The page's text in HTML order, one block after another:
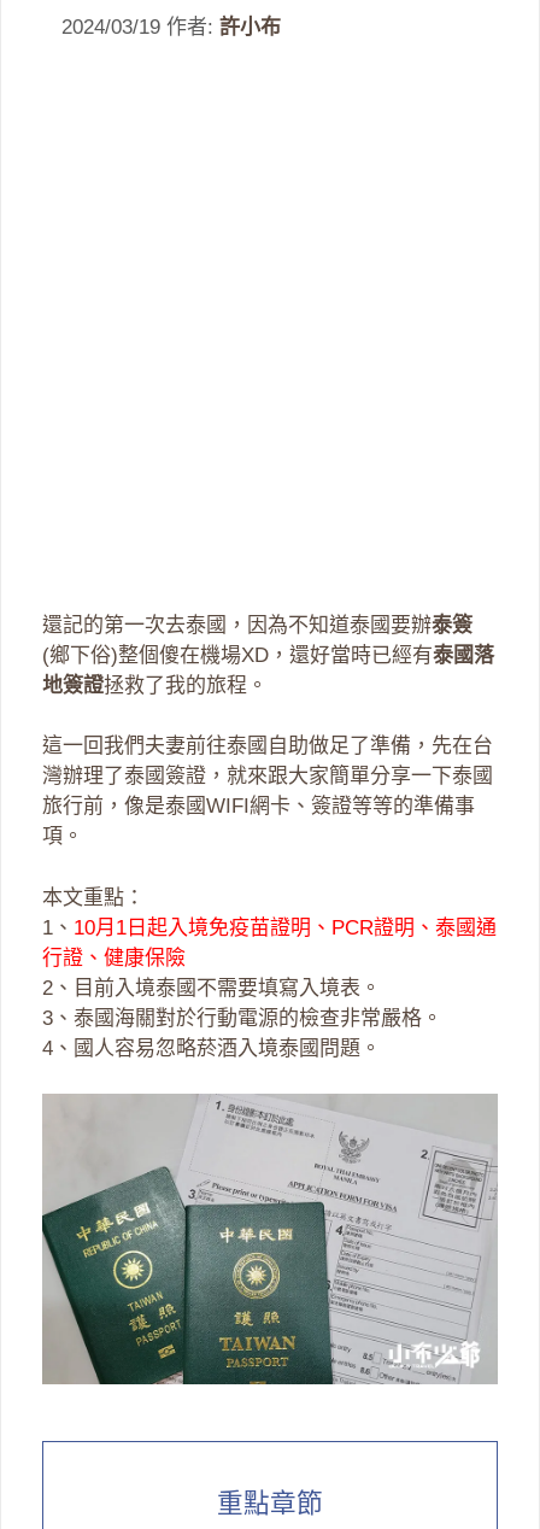
2024/03/19 作者: 許小布
還記的第一次去泰國，因為不知道泰國要辦泰簽
(鄉下俗)整個傻在機場XD，還好當時已經有泰國落
地簽證拯救了我的旅程。
這一回我們夫妻前往泰國自助做足了準備，先在台
灣辦理了泰國簽證，就來跟大家簡單分享一下泰國
旅行前，像是泰國WIFI網卡、簽證等等的準備事
項。
本文重點：
1、 10月1日起入境免疫苗證明、PCR證明、泰國通
行證、健康保險
2、目前入境泰國不需要填寫入境表。
3、泰國海關對於行動電源的檢查非常嚴格。
4、國人容易忽略菸酒入境泰國問題。
重點章節